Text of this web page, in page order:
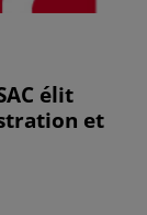
élit
et